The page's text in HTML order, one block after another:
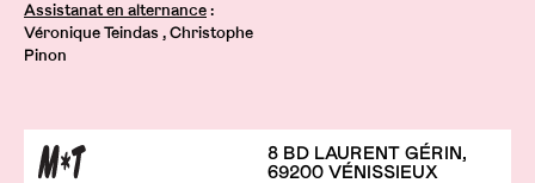
Assistanat en alternance :
Véronique Teindas , Christophe
Pinon
8 BD LAURENT GÉRIN,
69200 VÉNISSIEUX